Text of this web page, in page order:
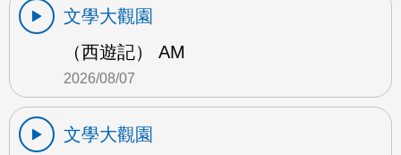
文學大觀園
（西遊記） AM
2026/08/07
文學大觀園